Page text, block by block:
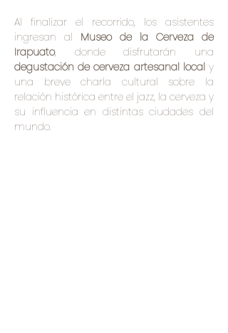
Al finalizar el recorrido, los asistentes
ingresan al Museo de la Cerveza de
Irapuato
degustación de cerveza artesanal local y
una breve charla cultural sobre la
relación histórica entre el jazz, la cerveza y
su influencia en distintas ciudades del
mundo.